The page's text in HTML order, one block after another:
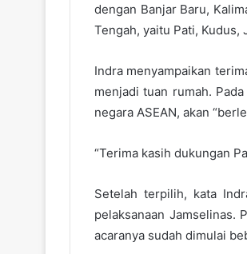
dengan Banjar Baru,
Tengah, yaitu Pati, Kudus,
Indra menyampaikan
menjadi tuan rumah.
negara ASEAN, akan
“Terima kasih dukungan
Setelah terpilih, kata
pelaksanaan Jamselinas.
acaranya sudah dimulai